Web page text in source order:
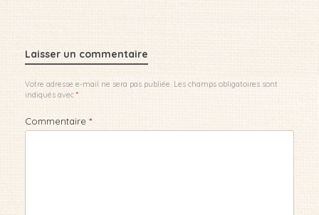
Laisser un commentaire
Votre adresse e-mail ne sera pas publiée. Les champs obligatoires sont
indiqués avec *
Commentaire *